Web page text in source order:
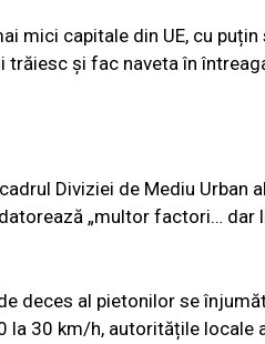
mici capitale din UE, cu
trăiesc și fac naveta în
Diviziei de Mediu Urban
„multor factori… dar
deces al pietonilor se
la 30 km/h, autoritățile locale